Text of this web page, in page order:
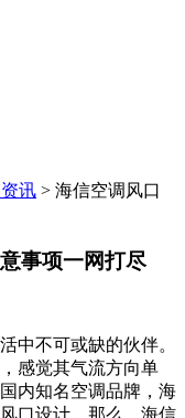
讯 > 海信空调风口
事项一网打尽
不可或缺的伙伴。
感觉其气流方向单
内知名空调品牌，海